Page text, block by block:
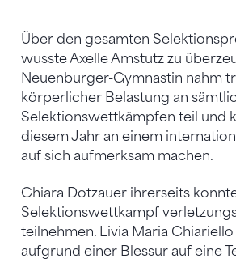
Über den gesamten
wusste Axelle Amstutz zu
Neuenburger-Gymnastin nahm
körperlicher Belastung an
Selektionswettkämpfen teil und
diesem Jahr an einem
auf sich aufmerksam machen.
Chiara Dotzauer ihrerseits
Selektionswettkampf
teilnehmen. Livia Maria
aufgrund einer Blessur auf eine